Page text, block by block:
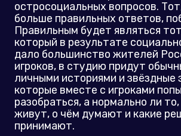
остросоциальных вопросов.
больше правильных ответов,
Правильным будет являться
который в результате
дало большинство жителей
игроков, в студию придут
личными историями и звёздные
которые вместе с игроками
разобраться, а нормально ли то,
живут, о чём думают и какие
принимают.